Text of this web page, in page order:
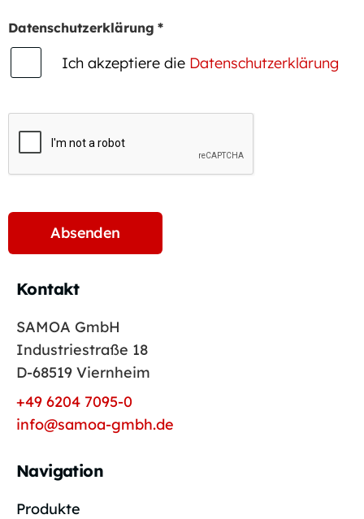
Datenschutzerklärung *
Ich akzeptiere die Datenschutzerklärung
Kontakt
SAMOA GmbH
Industriestraße 18
D-68519 Viernheim
+49 6204 7095-0
info@samoa-gmbh.de
Navigation
Produkte